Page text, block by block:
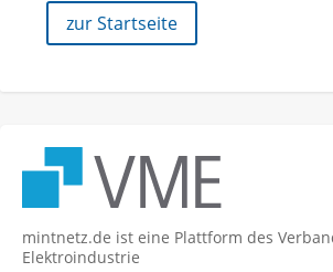
zur Startseite
mintnetz.de ist eine Plattform des
Elektroindustrie